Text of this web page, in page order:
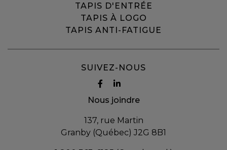
TAPIS D'ENTRÉE
TAPIS À LOGO
TAPIS ANTI-FATIGUE
SUIVEZ-NOUS
Nous joindre
137, rue Martin
Granby (Québec) J2G 8B1